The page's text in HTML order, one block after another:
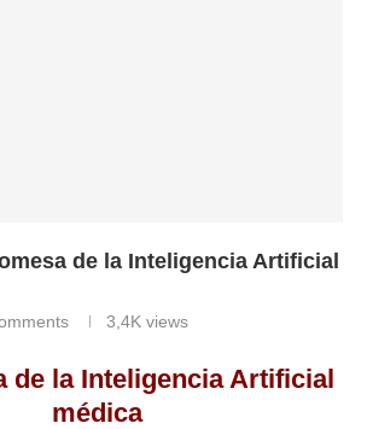
de la Inteligencia Artificial
3,4K views
de la Inteligencia Artificial
médica